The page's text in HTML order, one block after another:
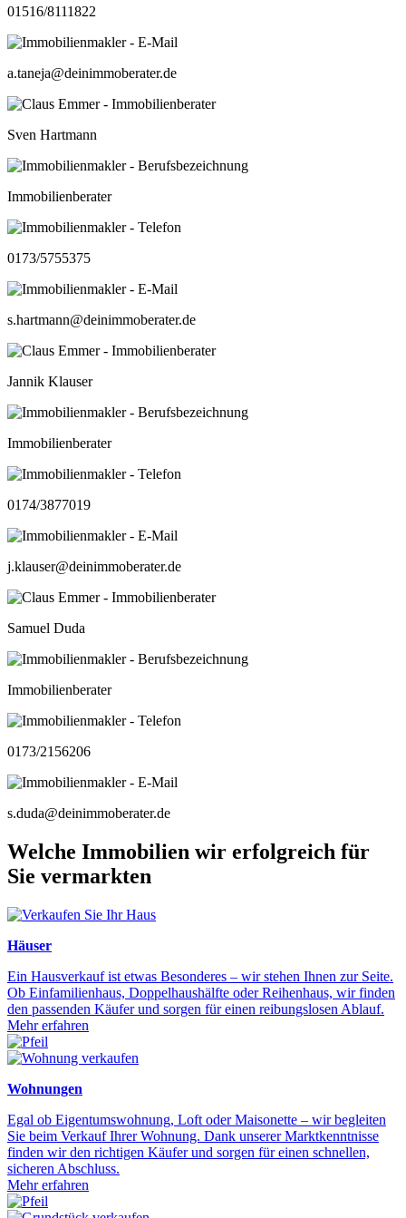
01516/8111822
a.taneja@deinimmoberater.de
Sven Hartmann
Immobilienberater
0173/5755375
s.hartmann@deinimmoberater.de
Jannik Klauser
Immobilienberater
0174/3877019
j.klauser@deinimmoberater.de
Samuel Duda
Immobilienberater
0173/2156206
s.duda@deinimmoberater.de
Welche Immobilien wir erfolgreich für
Sie vermarkten
Häuser
Ein Hausverkauf ist etwas Besonderes – wir stehen Ihnen zur Seite.
Ob Einfamilienhaus, Doppelhaushälfte oder Reihenhaus, wir finden
den passenden Käufer und sorgen für einen reibungslosen Ablauf.
Mehr erfahren
Wohnungen
Egal ob Eigentumswohnung, Loft oder Maisonette – wir begleiten
Sie beim Verkauf Ihrer Wohnung. Dank unserer Marktkenntnisse
finden wir den richtigen Käufer und sorgen für einen schnellen,
sicheren Abschluss.
Mehr erfahren